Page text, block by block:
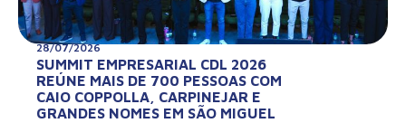
28/07/2026
SUMMIT EMPRESARIAL CDL 2026
REÚNE MAIS DE 700 PESSOAS COM
CAIO COPPOLLA, CARPINEJAR E
GRANDES NOMES EM SÃO MIGUEL